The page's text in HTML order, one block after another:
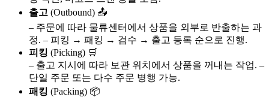
출고 (Outbound) 📤
– 주문에 따라 물류센터에서 상품을 외부로 반출하는 과
정. – 피킹 → 패킹 → 검수 → 출고 등록 순으로 진행.
피킹 (Picking) 🛒
– 출고 지시에 따라 보관 위치에서 상품을 꺼내는 작업. –
단일 주문 또는 다수 주문 병행 가능.
패킹 (Packing) 📦